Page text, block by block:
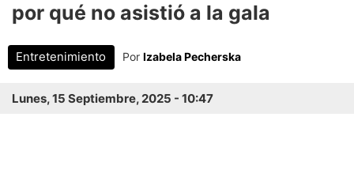
por qué no asistió a la gala
Entretenimiento Por Izabela Pecherska
Lunes, 15 Septiembre, 2025 - 10:47